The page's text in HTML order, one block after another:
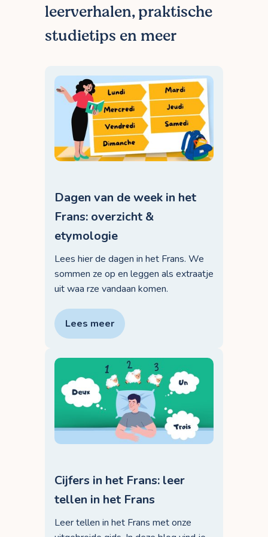
leerverhalen, praktische
studietips en meer
Dagen van de week in het
Frans: overzicht &
etymologie
Lees hier de dagen in het Frans. We
sommen ze op en leggen als extraatje
uit waa rze vandaan komen.
Lees meer
Cijfers in het Frans: leer
tellen in het Frans
Leer tellen in het Frans met onze